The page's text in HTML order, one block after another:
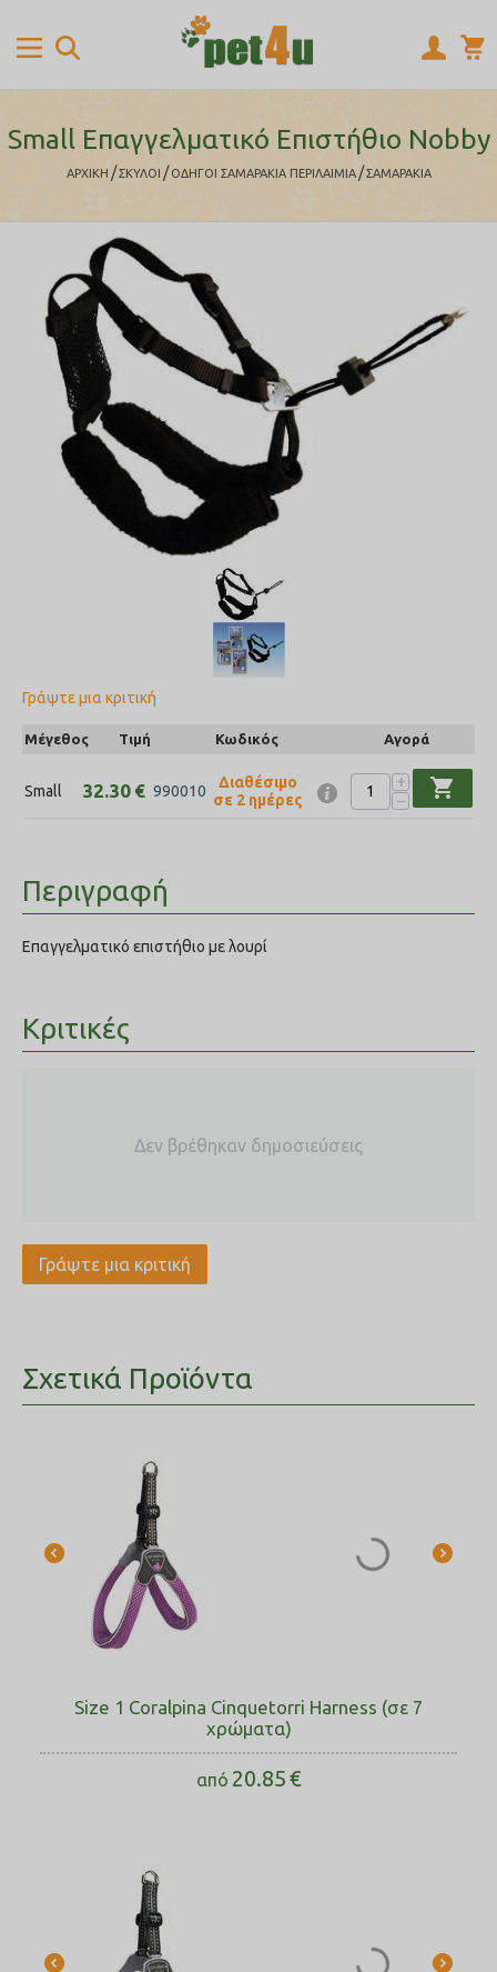
Small Επαγγελματικό Επιστήθιο Νobby
ΑΡΧΙΚΉ / ΣΚΥΛΟΙ / ΟΔΗΓΟΙ ΣΑΜΑΡΑΚΙΑ ΠΕΡΙΛΑΙΜΙΑ / ΣΑΜΑΡΑΚΙΑ
Γράψτε μια κριτική
Μέγεθος Τιμή Κωδικός Αγορά
Small 32.30 € 990010
Διαθέσιμο
σε 2 ημέρες
+
−
shopping_cart
Περιγραφή
Επαγγελματικό επιστήθιο με λουρί
Κριτικές
Δεν βρέθηκαν δημοσιεύσεις
Γράψτε μια κριτική
Σχετικά Προϊόντα
Size 1 Coralpina Cinquetorri Harness (σε 7
χρώματα)
από 20.85€